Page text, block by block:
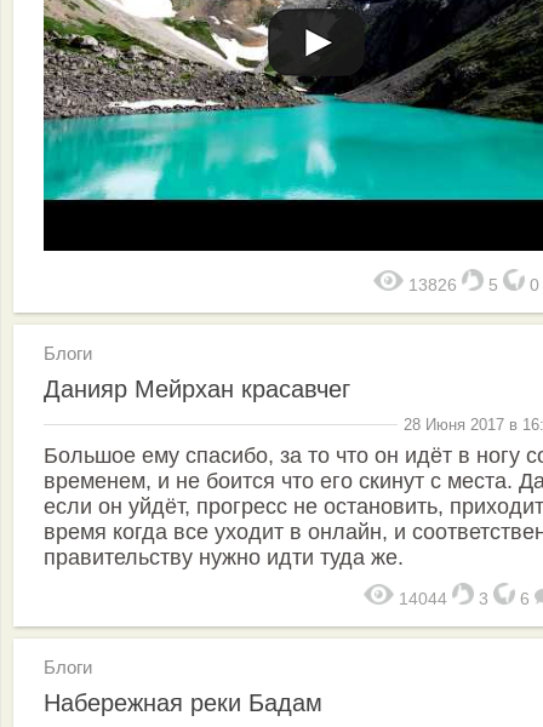
13826 5 0
Блоги
Данияр Мейрхан красавчег
28 Июня 2017 в
Большое ему спасибо, за то что он идёт в ногу
временем, и не боится что его скинут с места.
если он уйдёт, прогресс не остановить,
время когда все уходит в онлайн, и
правительству нужно идти туда же.
14044 3 6
Блоги
Набережная реки Бадам